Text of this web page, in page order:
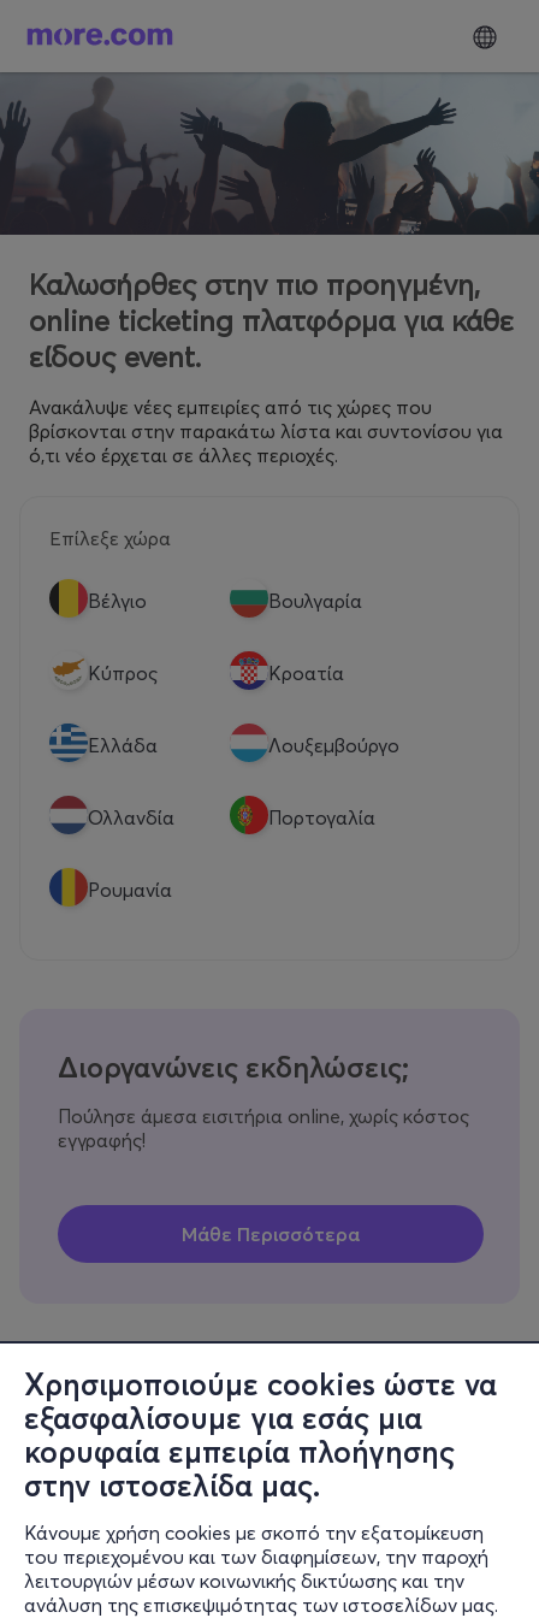
Χρησιμοποιούμε cookies ώστε να
εξασφαλίσουμε για εσάς μια
κορυφαία εμπειρία πλοήγησης
στην ιστοσελίδα μας.
Κάνουμε χρήση cookies με σκοπό την εξατομίκευση
του περιεχομένου και των διαφημίσεων, την παροχή
λειτουργιών μέσων κοινωνικής δικτύωσης και την
ανάλυση της επισκεψιμότητας των ιστοσελίδων μας.
Καλωσήρθες στην πιο προηγμένη,
online ticketing πλατφόρμα για κάθε
είδους event.
Ανακάλυψε νέες εμπειρίες από τις χώρες που
βρίσκονται στην παρακάτω λίστα και συντονίσου για
ό,τι νέο έρχεται σε άλλες περιοχές.
Επίλεξε χώρα
Βέλγιο Βουλγαρία
Κύπρος Κροατία
Eλλάδα Λουξεμβούργο
Ολλανδία Πορτογαλία
Ρουμανία
Διοργανώνεις εκδηλώσεις;
Πούλησε άμεσα εισιτήρια online, χωρίς κόστος
εγγραφής!
Πληροφορίες
Υποστήριξη
Stay Connected